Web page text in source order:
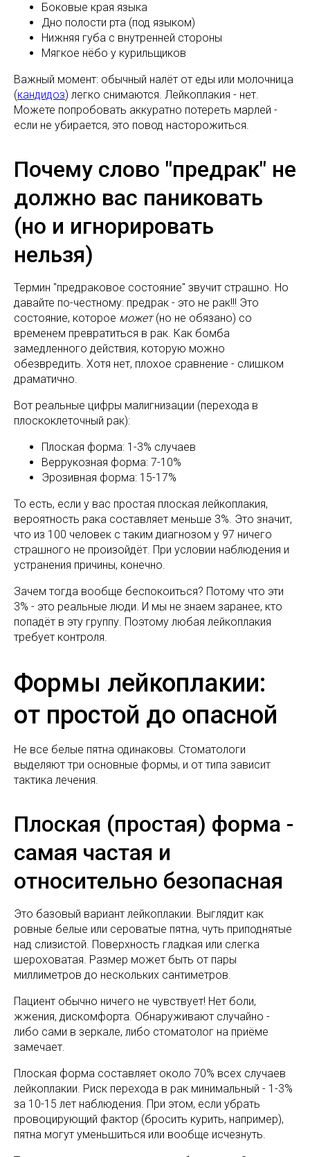
Боковые края языка
Дно полости рта (под языком)
Нижняя губа с внутренней стороны
Мягкое нёбо у курильщиков
Важный момент: обычный налёт от еды или молочница
(кандидоз) легко снимаются. Лейкоплакия - нет.
Можете попробовать аккуратно потереть марлей -
если не убирается, это повод насторожиться.
Почему слово "предрак" не
должно вас паниковать
(но и игнорировать
нельзя)
Термин "предраковое состояние" звучит страшно. Но
давайте по-честному: предрак - это не рак!!! Это
состояние, которое может(но не обязано) со
временем превратиться в рак. Как бомба
замедленного действия, которую можно
обезвредить. Хотя нет, плохое сравнение - слишком
драматично.
Вот реальные цифры малигнизации (перехода в
плоскоклеточный рак):
Плоская форма: 1-3% случаев
Веррукозная форма: 7-10%
Эрозивная форма: 15-17%
То есть, если у вас простая плоская лейкоплакия,
вероятность рака составляет меньше 3%. Это значит,
что из 100 человек с таким диагнозом у 97 ничего
страшного не произойдёт. При условии наблюдения и
устранения причины, конечно.
Зачем тогда вообще беспокоиться? Потому что эти
3% - это реальные люди. И мы не знаем заранее, кто
попадёт в эту группу. Поэтому любая лейкоплакия
требует контроля.
Формы лейкоплакии:
от простой до опасной
Не все белые пятна одинаковы. Стоматологи
выделяют три основные формы, и от типа зависит
тактика лечения.
Плоская (простая) форма -
самая частая и
относительно безопасная
Это базовый вариант лейкоплакии. Выглядит как
ровные белые или сероватые пятна, чуть приподнятые
над слизистой. Поверхность гладкая или слегка
шероховатая. Размер может быть от пары
миллиметров до нескольких сантиметров.
Пациент обычно ничего не чувствует! Нет боли,
жжения, дискомфорта. Обнаруживают случайно -
либо сами в зеркале, либо стоматолог на приёме
замечает.
Плоская форма составляет около 70% всех случаев
лейкоплакии. Риск перехода в рак минимальный - 1-3%
за 10-15 лет наблюдения. При этом, если убрать
провоцирующий фактор (бросить курить, например),
пятна могут уменьшиться или вообще исчезнуть.